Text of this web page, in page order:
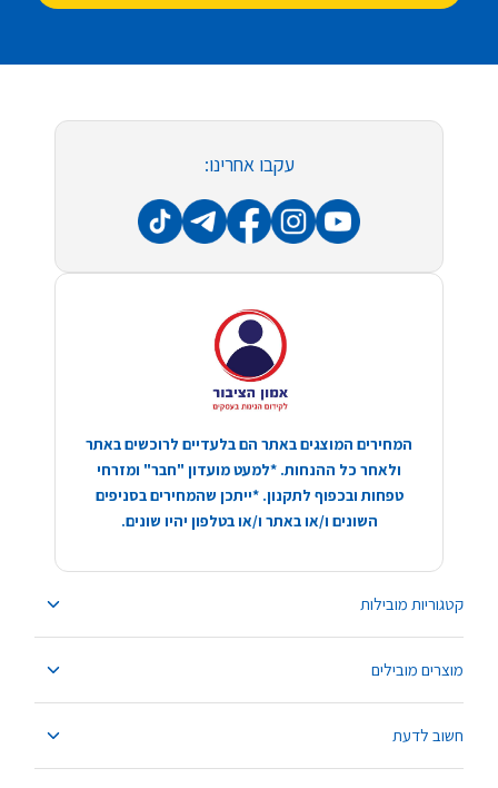
קטגוריות מובילות
מוצרים מובילים
חשוב לדעת
עקבו אחרינו:
המחירים המוצגים באתר הם בלעדיים לרוכשים באתר
ולאחר כל ההנחות. *למעט מועדון "חבר" ומזרחי
טפחות ובכפוף לתקנון. *ייתכן שהמחירים בסניפים
השונים ו/או באתר ו/או בטלפון יהיו שונים.